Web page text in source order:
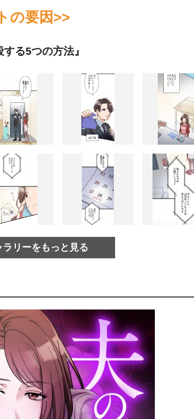
の要因>>
る5つの方法』
ラリーをもっと見る